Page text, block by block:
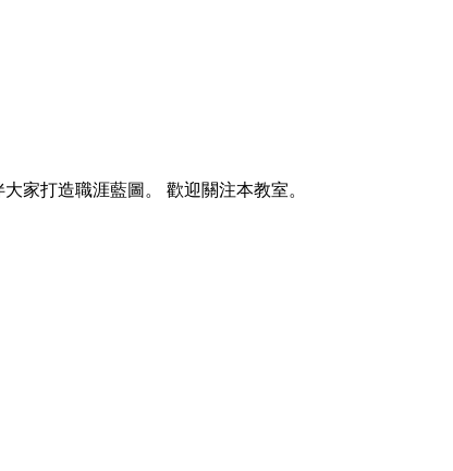
家打造職涯藍圖。 歡迎關注本教室。